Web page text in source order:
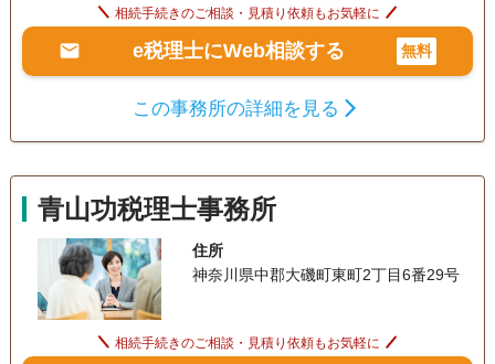
相続手続きのご相談・見積り依頼もお気軽に
e税理士にWeb相談する 無料
この事務所の詳細を見る
青山功税理士事務所
住所
神奈川県中郡大磯町東町2丁目6番29号
相続手続きのご相談・見積り依頼もお気軽に